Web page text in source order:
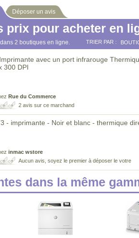
Déposer un avis
prix pour acheter en
2 boutiques en ligne. TRIER PAR :
avec un port infrarouge
300 DPI
Rue du Commerce
2 avis sur ce marchand
- imprimante - Noir et blanc - thermique
inmac wstore
Aucun avis, soyez le premier à déposer le votre
dans la même